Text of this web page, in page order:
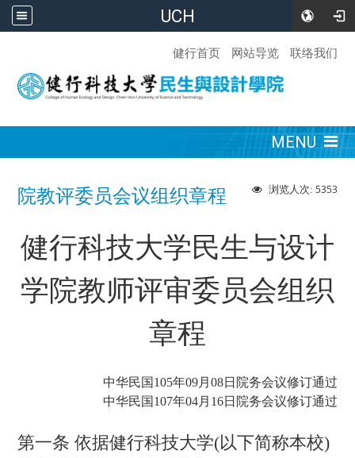
UCH
健行首页 网站导览 联络我们
MENU
浏览人次: 5353
院教评委员会议组织章程
健行科技大学民生与设计
学院教师评审委员会组织
章程
中华民国105年09月08日院务会议修订通过
中华民国107年04月16日院务会议修订通过
第一条 依据健行科技大学(以下简称本校)